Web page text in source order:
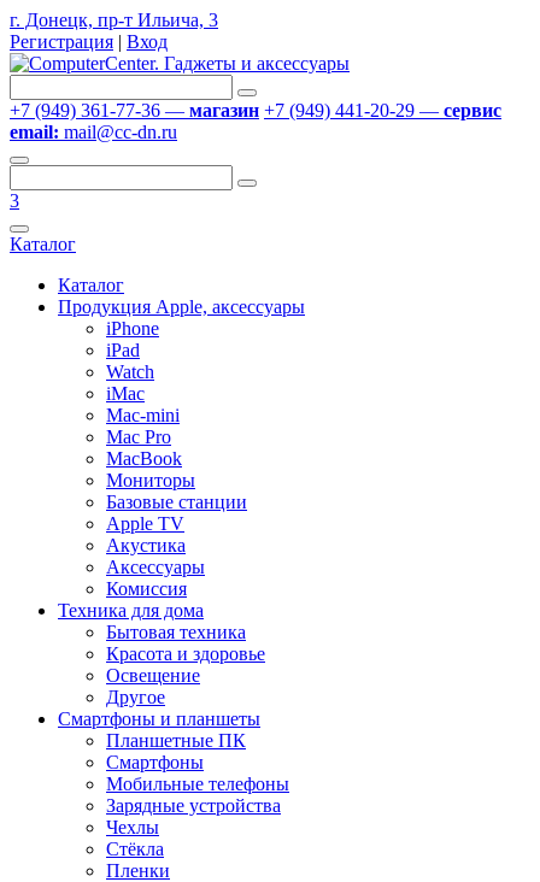
г. Донецк, пр-т Ильича, 3
Регистрация | Вход
+7 (949) 361-77-36 — магазин +7 (949) 441-20-29 — сервис
email: mail@cc-dn.ru
3
Каталог
Каталог
Продукция Apple, аксессуары
iPhone
iPad
Watch
iMac
Mac-mini
Mac Pro
MacBook
Мониторы
Базовые станции
Apple TV
Акустика
Аксессуары
Комиссия
Техника для дома
Бытовая техника
Красота и здоровье
Освещение
Другое
Смартфоны и планшеты
Планшетные ПК
Смартфоны
Мобильные телефоны
Зарядные устройства
Чехлы
Стёкла
Пленки